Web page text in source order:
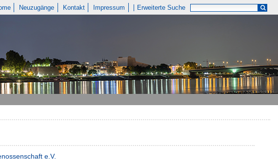
Neuzugänge Kontakt Impressum Erweiterte Suche
e.V.